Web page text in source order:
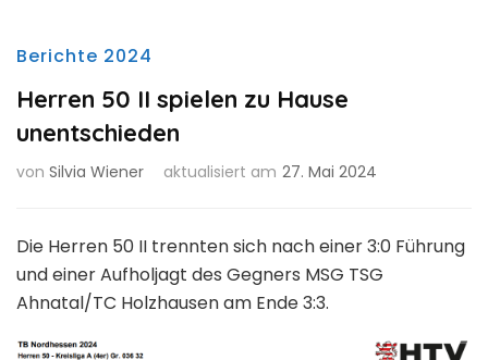
Berichte 2024
Herren 50 II spielen zu Hause
unentschieden
von Silvia Wiener aktualisiert am 27. Mai 2024
Die Herren 50 II trennten sich nach einer 3:0 Führung
und einer Aufholjagt des Gegners MSG TSG
Ahnatal/TC Holzhausen am Ende 3:3.